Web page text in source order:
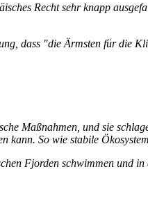
Recht sehr knapp
dass "die Ärmsten für die
Maßnahmen, und sie
So wie stabile
Fjorden schwimmen und